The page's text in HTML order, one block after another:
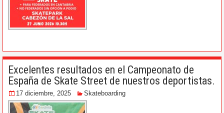
Excelentes resultados en el Campeonato de
España de Skate Street de nuestros deportistas.
17 diciembre, 2025 Skateboarding